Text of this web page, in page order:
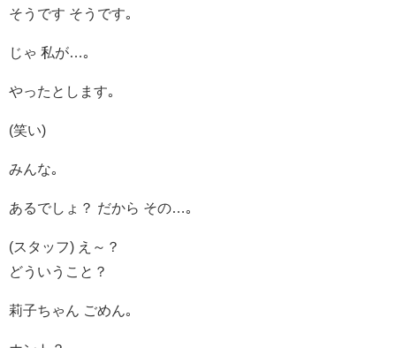
そうです そうです｡
じゃ 私が…｡
やったとします｡
(笑い)
みんな｡
あるでしょ？ だから その…｡
(スタッフ) え～？
どういうこと？
莉子ちゃん ごめん｡